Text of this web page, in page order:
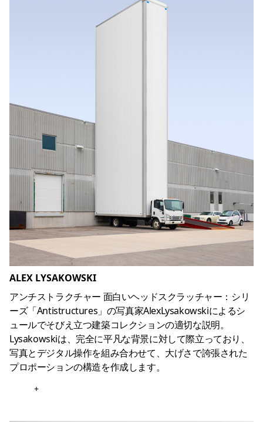
ALEX LYSAKOWSKI
アンチストラクチャー 面白いヘッドスクラッチャー：シリ
ーズ「Antistructures」の写真家AlexLysakowskiによるシ
ュールでそびえ立つ建築コレクションの適切な説明。
Lysakowskiは、完全に平凡な背景に対して際立っており、
写真とデジタル操作を組み合わせて、大げさで誇張された
プロポーションの構造を作成します。
+